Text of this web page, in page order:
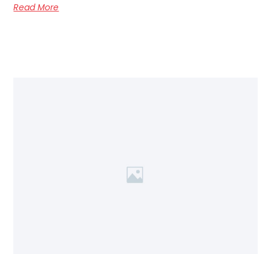
Read More